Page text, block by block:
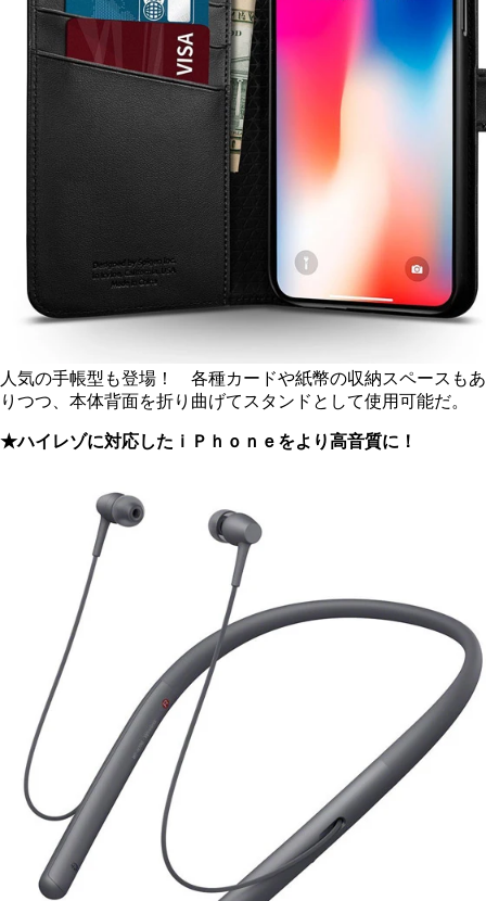
人気の手帳型も登場！ 各種カードや紙幣の収納スペースもあ
りつつ、本体背面を折り曲げてスタンドとして使用可能だ。
★ハイレゾに対応したｉＰｈｏｎｅをより高音質に！